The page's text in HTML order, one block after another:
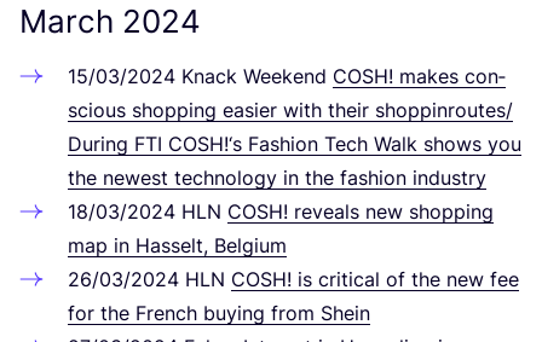
March 2024
15/03/2024 Knack Weekend COSH! makes con­
scious shop­ping easier with their shoppinroutes/​
During FTI COSH!‘s Fashion Tech Walk shows you
the newest tech­no­lo­gy in the fashion industry
18/03/2024 HLN COSH! reve­als new shop­ping
map in Has­selt, Belgium
26/03/2024 HLN COSH! is cri­ti­cal of the new fee
for the French buy­ing from Shein